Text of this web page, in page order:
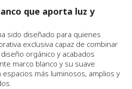
que aporta luz y
sido diseñado para quienes
exclusiva capaz de combinar
orgánico y acabados
marco blanco y su suave
más luminosos, amplios y